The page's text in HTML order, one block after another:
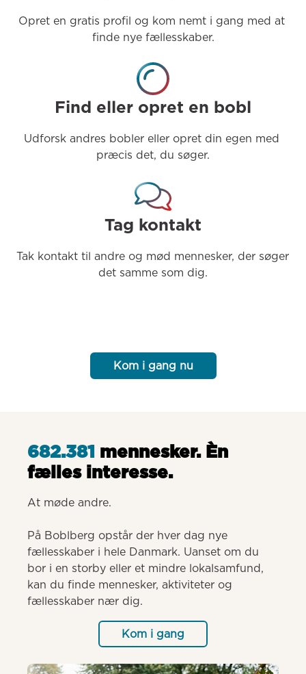
Opret en gratis profil og kom nemt i gang med at
finde nye fællesskaber.
Find eller opret en bobl
Udforsk andres bobler eller opret din egen med
præcis det, du søger.
Tag kontakt
Tak kontakt til andre og mød mennesker, der søger
det samme som dig.
Kom i gang nu
682.381 mennesker. Èn
fælles interesse.
At møde andre.
På Boblberg opstår der hver dag nye
fællesskaber i hele Danmark. Uanset om du
bor i en storby eller et mindre lokalsamfund,
kan du finde mennesker, aktiviteter og
fællesskaber nær dig.
Kom i gang